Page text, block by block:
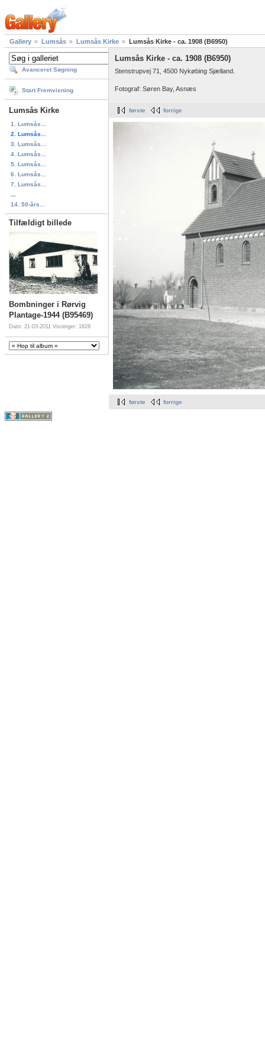
Gallery Lumsås Lumsås Kirke Lumsås Kirke - ca. 1908 (B6950)
Avanceret Søgning
Start Fremvisning
Lumsås Kirke
1. Lumsås...
2. Lumsås...
3. Lumsås...
4. Lumsås...
5. Lumsås...
6. Lumsås...
7. Lumsås...
14. 50-års...
Tilfældigt billede
Bombninger i Rørvig
Plantage-1944 (B95469)
Dato: 21-03-2011 Visninger: 1828
Lumsås Kirke - ca. 1908 (B6950)
Stenstrupvej 71, 4500 Nykøbing Sjælland.
Fotograf: Søren Bay, Asnæs
første forrige
første forrige